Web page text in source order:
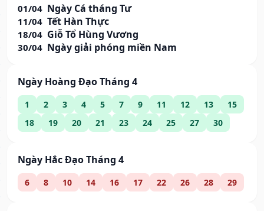
01/04 Ngày Cá tháng Tư
11/04 Tết Hàn Thực
18/04 Giỗ Tổ Hùng Vương
30/04 Ngày giải phóng miền Nam
Ngày Hoàng Đạo Tháng 4
1 2 3 4 5 7 9 11 12 13
15
18
19 20 21 23 24 25 27 30
Ngày Hắc Đạo Tháng 4
6 8 10 14 16 17 22 26 28 29